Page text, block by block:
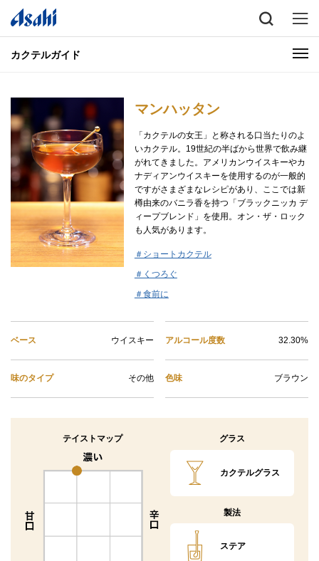
カクテルガイド
マンハッタン
「カクテルの女王」と称される口当たりのよ
いカクテル。19世紀の半ばから世界で飲み継
がれてきました。アメリカンウイスキーやカ
ナディアンウイスキーを使用するのが一般的
ですがさまざまなレシピがあり、ここでは新
樽由来のバニラ香を持つ「ブラックニッカ デ
ィープブレンド」を使用。オン・ザ・ロック
も人気があります。
＃ショートカクテル
＃くつろぐ
＃食前に
ベース ウイスキー
味のタイプ その他
アルコール度数 32.30%
色味 ブラウン
テイストマップ グラス
カクテルグラス
製法
ステア